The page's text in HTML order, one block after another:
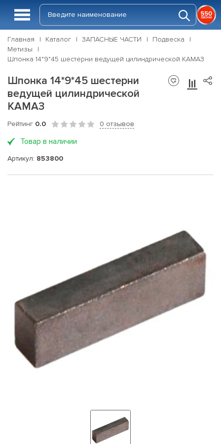
Главная Каталог ЗАПАСНЫЕ ЧАСТИ
Подвеска
Метизы
Шпонка 14*9*45 шестерни ведущей цилиндрической КАМАЗ
Шпонка 14*9*45 шестерни
ведущей цилиндрической
КАМАЗ
Рейтинг 0.0 0 отзывов
Товар в наличии
Артикул: 853800